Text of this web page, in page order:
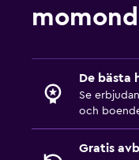
De bästa
Se
och
Gratis